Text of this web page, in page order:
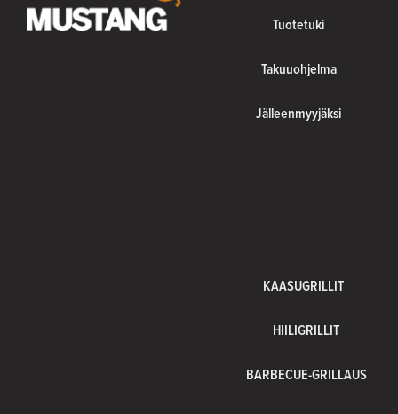
Tuotetuki
Takuuohjelma
Jälleenmyyjäksi
KAASUGRILLIT
HIILIGRILLIT
BARBECUE-GRILLAUS